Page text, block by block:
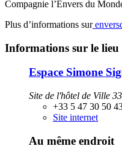
Compagnie l’Envers du
Plus d’informations sur
Informations sur le lieu
Espace Simone
Site de l'hôtel de Ville
+33 5 47 30 50
Site internet
Au même endroit